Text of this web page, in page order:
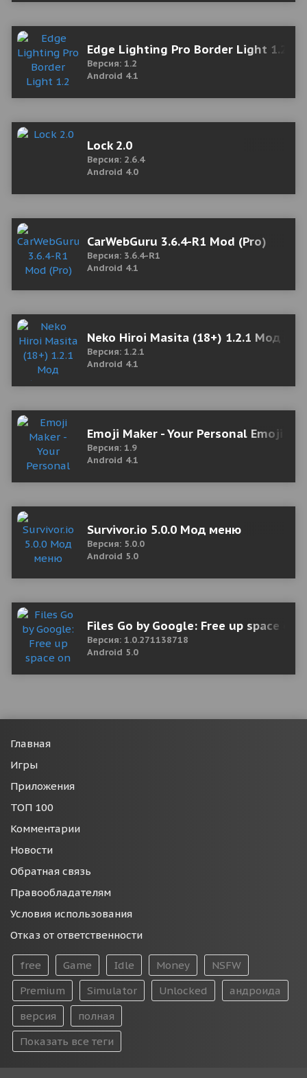
Edge Lighting Pro Border Light 1.2
Версия: 1.2
Android 4.1
Lock 2.0
Версия: 2.6.4
Android 4.0
CarWebGuru 3.6.4-R1 Mod (Pro)
Версия: 3.6.4-R1
Android 4.1
Neko Hiroi Masita (18+) 1.2.1 Мод
Версия: 1.2.1
Android 4.1
Emoji Maker - Your Personal Emoji
Версия: 1.9
Android 4.1
Survivor.io 5.0.0 Мод меню
Версия: 5.0.0
Android 5.0
Files Go by Google: Free up space on
Версия: 1.0.271138718
Android 5.0
Главная
Игры
Приложения
ТОП 100
Комментарии
Новости
Обратная связь
Правообладателям
Условия использования
Отказ от ответственности
free Game Idle Money
NSFW
Premium
Simulator Unlocked
андроида
версия
полная
Показать все теги